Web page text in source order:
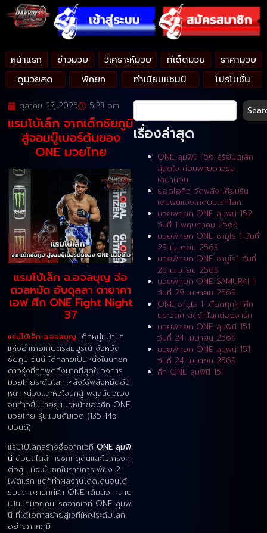
หน้าแรก ข่าวมวย วิเคราะห์มวย ทีเด็ดมวย
ราคามวย
ดูมวยสด
พักยก ทำเนียบแชมป์ โปรโมชั่น
ตุลาคม 27, 2025 5:23 pm
แรมโบ้เล็ก จากเด็กชัยภูมิ
สู่จอมบู๊เบอร์ต้นของ
ONE มวยไทย
แรมโบ้เล็ก ฉ.อจลบุญ จ่อ
ดวลหมัด อับดุลลา ดายาคา
เอฟ ศึก ONE Fight Night
37
แรมโบ้เล็ก ฉ.อจลบุญ เด็กหนุ่มบ้านๆ
แห่งอำเภอเกษตรสมบูรณ์ จังหวัด
ชัยภูมิ วันนี้ ได้กลายเป็นหนึ่งในนักชก
ดาวรุ่งที่ถูกพูดถึงมากที่สุดในวงการ
มวยไทยระดับโลก หลังใช้พลังหมัดอัน
หนักหน่วงและหัวใจนักสู้ พิสูจน์ตัวเอง
จนก้าวขึ้นมาอยู่แนวหน้าของศึก ONE
มวยไทย รุ่นแบนตัมเวต (135-145
ปอนด์)
แรมโบ้เล็กสร้างชื่อจากเวที ONE ลุมพิ
นี ด้วยสไตล์การชกที่ดุดันและไม่เกรงคู่
ต่อสู้ แม้จะขึ้นชกในรายการเพียง 2
ไฟต์แรก แต่ก็ทำผลงานโดดเด่นจนได้
รับสัญญานักกีฬา ONE เต็มตัว กลาย
เป็นนักมวยคนแรกจากเวที ONE ลุมพิ
นี ที่ได้โอกาสย้ายสู่เวทีใหญ่ระดับโลก
อย่างภาคภูมิ
เรื่องล่าสุด
ONE ลุมพินี 156 สุริยันต์เล็ก
สู้สุดใจ ก่อนพ่ายดาวรุ่ง
เลบานอน
ยอดไอคิว วัดพลัง เคียมรัน
เดิมพันแจ้งเกิดบนเวทีโลก
มวยพักยก ONE ลุมพินี 152
วันที่ 1 พฤษภาคม 2569
มวยพักยก ONE ซามูไร 1 วันที่
29 เมษายน 2569
มวยพักยก ONE ซามูไร1 วันที่
29 เมษายน 2569
มวยพักยก ONE SAMURAI 1
วันที่ 29 เมษายน 2569
ONE ซามูไร 1 เดือดทุกคู่! ศึก
ประวัติศาสตร์ที่โลกต้องจารึก
มวยพักยก ONE ลุมพินี 151
วันที่ 24 เมษายน 2569
มวยพักยก ONE ลุมพินี 151
วันที่ 24 เมษายน 2569
ศึก ONE ลุมพินี 151